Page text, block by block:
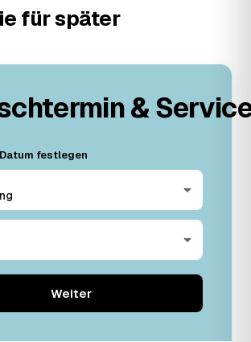
für später
&
festlegen
Weiter